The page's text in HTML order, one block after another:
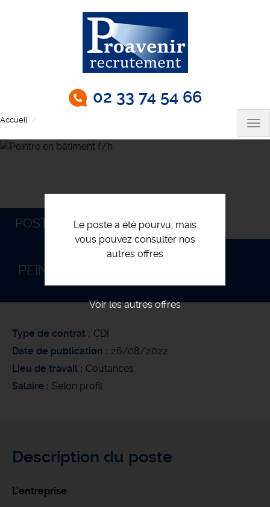
02 33 74 54 66
Accueil
Le poste a été pourvu, mais
vous pouvez consulter nos
autres offres
Voir les autres offres
POSTULEZ
PEINTRE EN BÂTIMENT F/H
Type de contrat
CDI
Date de publication
26/08/2022
Lieu de travail
Coutances
Salaire
Selon profil
Description du poste
L'entreprise